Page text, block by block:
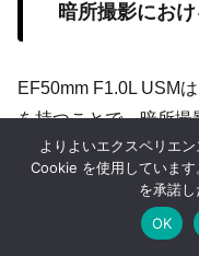
暗所撮影にお
EF50mm F1.0L USM
を持つことで、暗所
を発揮します。通常
も、ISO感度を抑え
れにより、ノイズを
め、夜景や室内など
シェア
よりよいエクスペリエ
Cookie を使用していま
を承諾し
OK